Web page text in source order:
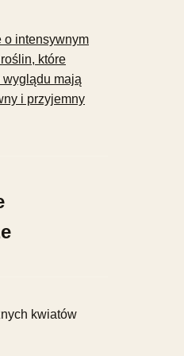
o intensywnym
które
mają
i przyjemny
kwiatów